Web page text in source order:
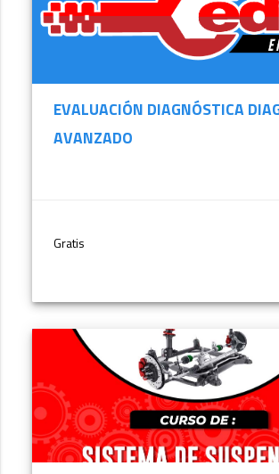
EVALUACIÓN DIAGNÓSTICA
AVANZADO
Gratis